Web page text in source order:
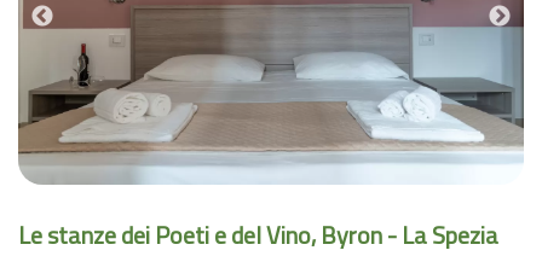
Le stanze dei Poeti e del Vino, Byron - La Spezia